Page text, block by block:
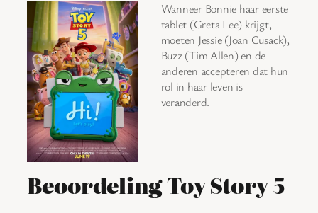
Wanneer Bonnie haar eerste
tablet (Greta Lee) krijgt,
moeten Jessie (Joan Cusack),
Buzz (Tim Allen) en de
anderen accepteren dat hun
rol in haar leven is
veranderd.
Beoordeling Toy Story 5